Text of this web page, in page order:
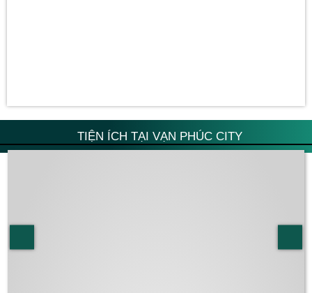
TIỆN ÍCH TẠI VẠN PHÚC CITY